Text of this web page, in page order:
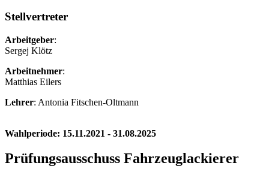
Stellvertreter
Arbeitgeber:
Sergej Klötz
Arbeitnehmer:
Matthias Eilers
Lehrer: Antonia Fitschen-Oltmann
Wahlperiode: 15.11.2021 - 31.08.2025
Prüfungsausschuss Fahrzeuglackierer